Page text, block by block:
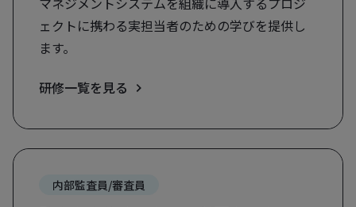
ェクトに携わる実担当者のための学びを提供し
ます。
研修一覧を見る
内部監査員/審査員